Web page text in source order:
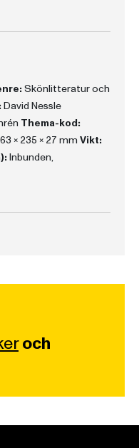
Skönlitteratur och
David Nessle
Thema-kod:
x 235 x 27 mm Vikt:
Inbunden,
och